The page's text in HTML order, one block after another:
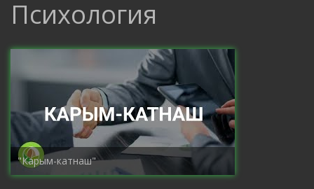
Психология
"Карым-катнаш"